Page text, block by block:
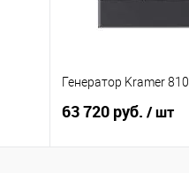
Генератор Kramer 810
63 720 руб. / шт